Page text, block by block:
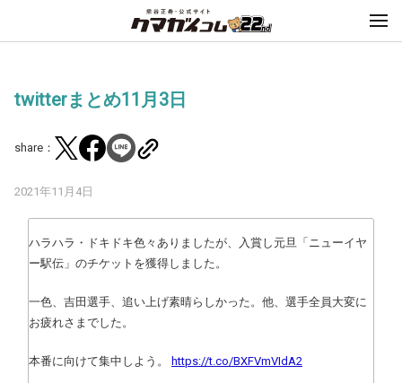
twitterまとめ11月3日
share：
2021年11月4日
ハラハラ・ドキドキ色々ありましたが、入賞し元旦「ニューイヤ
ー駅伝」のチケットを獲得しました。
一色、吉田選手、追い上げ素晴らしかった。他、選手全員大変に
お疲れさまでした。
本番に向けて集中しよう。 https://t.co/BXFVmVIdA2